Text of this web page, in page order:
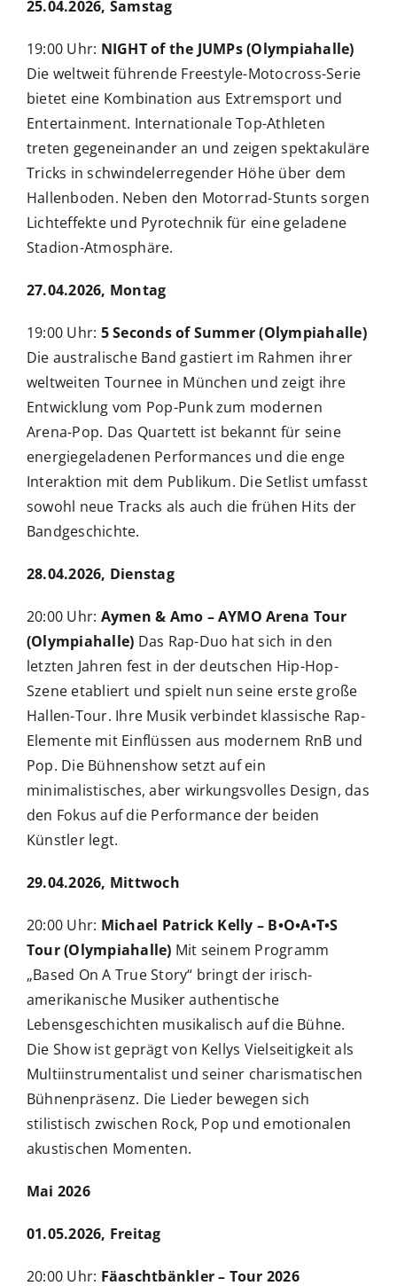
25.04.2026, Samstag
19:00 Uhr: NIGHT of the JUMPs (Olympiahalle)
Die weltweit führende Freestyle-Motocross-Serie
bietet eine Kombination aus Extremsport und
Entertainment. Internationale Top-Athleten
treten gegeneinander an und zeigen spektakuläre
Tricks in schwindelerregender Höhe über dem
Hallenboden. Neben den Motorrad-Stunts sorgen
Lichteffekte und Pyrotechnik für eine geladene
Stadion-Atmosphäre.
27.04.2026, Montag
19:00 Uhr: 5 Seconds of Summer (Olympiahalle)
Die australische Band gastiert im Rahmen ihrer
weltweiten Tournee in München und zeigt ihre
Entwicklung vom Pop-Punk zum modernen
Arena-Pop. Das Quartett ist bekannt für seine
energiegeladenen Performances und die enge
Interaktion mit dem Publikum. Die Setlist umfasst
sowohl neue Tracks als auch die frühen Hits der
Bandgeschichte.
28.04.2026, Dienstag
20:00 Uhr: Aymen & Amo – AYMO Arena Tour
(Olympiahalle) Das Rap-Duo hat sich in den
letzten Jahren fest in der deutschen Hip-Hop-
Szene etabliert und spielt nun seine erste große
Hallen-Tour. Ihre Musik verbindet klassische Rap-
Elemente mit Einflüssen aus modernem RnB und
Pop. Die Bühnenshow setzt auf ein
minimalistisches, aber wirkungsvolles Design, das
den Fokus auf die Performance der beiden
Künstler legt.
29.04.2026, Mittwoch
20:00 Uhr: Michael Patrick Kelly – B•O•A•T•S
Tour (Olympiahalle) Mit seinem Programm
„Based On A True Story“ bringt der irisch-
amerikanische Musiker authentische
Lebensgeschichten musikalisch auf die Bühne.
Die Show ist geprägt von Kellys Vielseitigkeit als
Multiinstrumentalist und seiner charismatischen
Bühnenpräsenz. Die Lieder bewegen sich
stilistisch zwischen Rock, Pop und emotionalen
akustischen Momenten.
Mai 2026
01.05.2026, Freitag
20:00 Uhr: Fäaschtbänkler – Tour 2026